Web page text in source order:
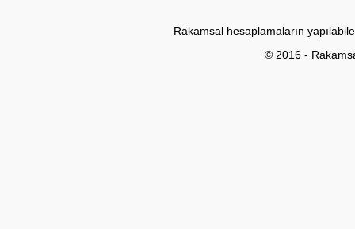
Rakamsal hesaplamaların
© 2016 -